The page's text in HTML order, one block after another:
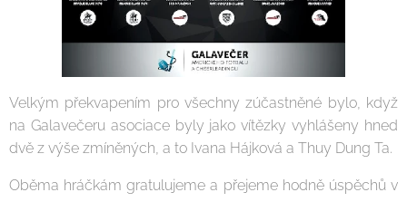
Velkým překvapením pro všechny zúčastněné bylo, když
na Galavečeru asociace byly jako vítězky vyhlášeny hned
dvě z výše zmíněných, a to Ivana Hájková a Thuy Dung Ta.
Oběma hráčkám gratulujeme a přejeme hodně úspěchů v